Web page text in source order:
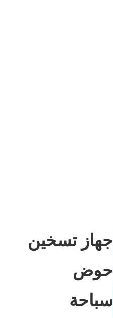
جهاز تسخين
حوض
سباحة